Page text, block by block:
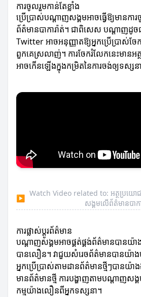
ការចូលរួមកាន់តែខ្លាំង
ប្រើប្រាស់បណ្តាញសង្គមអាចធ្វើឱ្យមានកា
ព័ត៌មានបាការ៉ាត់។ ជាពិសេស បណ្តាញដូ
Twitter អាចអនុញ្ញាតឱ្យអ្នកប្រើប្រាស់ច
ពួកគេស្រលាញ់។ ការចែករំលែកនេះមានអ
អាចកើនឡើងក្នុងកម្រិតនៃការចង់ឲ្យទស្សន
▶
Watch Video related to: អត្ថប្រយោជ
សង្គមលើព័ត៌មានបាក
ការផ្លាស់ប្តូរព័ត៌មាន
បណ្តាញសង្គមអាចផ្គត់ផ្គង់ព័ត៌មានបានយ៉
បានលឿន។ វាជួយសំរេចព័ត៌មានបានយ៉ាង
អ្នកប្រើប្រាស់តាមដានព័ត៌មានថ្មីៗបាន
មានព័ត៌មានថ្មី ការបង្ហាញតាមបណ្តាញសង្គ
កម្មយ៉ាងលឿនពីអ្នកទស្សនា។